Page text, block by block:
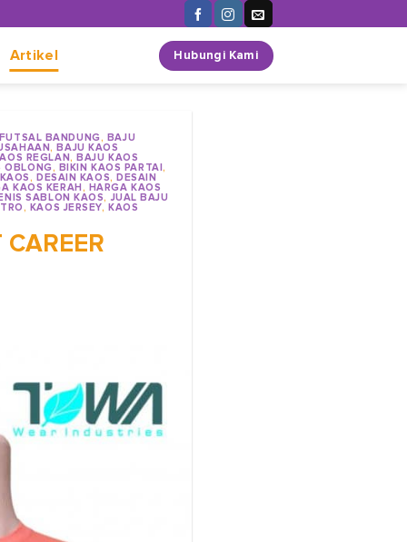
Artikel Hubungi Kami
BANDUNG, BAJU
,BAJU KAOS
REGLAN,BAJU KAOS
OBLONG, BIKIN KAOS PARTAI,
, DESAIN KAOS,DESAIN
KAOS KERAH, HARGA KAOS
SABLON KAOS, JUAL BAJU
, KAOS JERSEY,KAOS